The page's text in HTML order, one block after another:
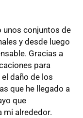
unos conjuntos de
y desde luego
Gracias a
para
daño de los
que he llegado a
que
mi alrededor.